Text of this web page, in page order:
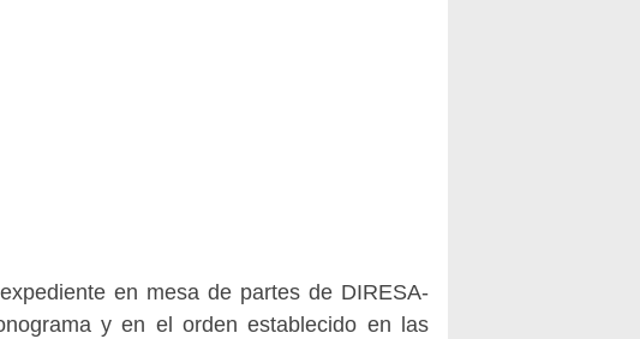
en mesa de partes de DIRESA-
y en el orden establecido en las